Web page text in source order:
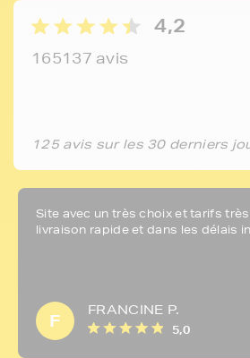
4,2
165137 avis
125 avis sur les 30 derniers
Site avec un très choix et tarifs
livraison rapide et dans les délais
F
FRANCINE P.
5,0